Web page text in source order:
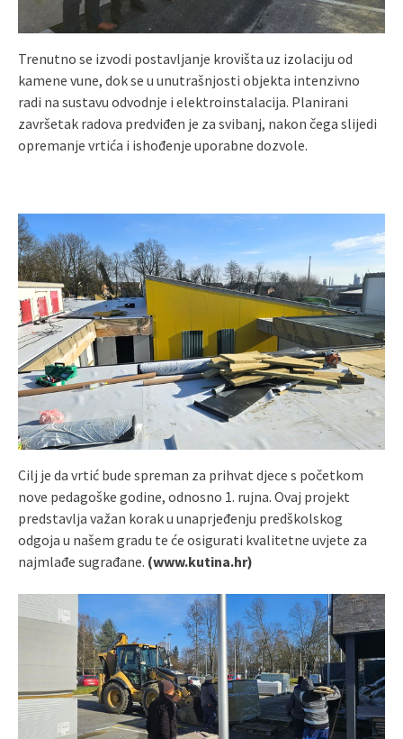
Trenutno se izvodi postavljanje krovišta uz izolaciju od
kamene vune, dok se u unutrašnjosti objekta intenzivno
radi na sustavu odvodnje i elektroinstalacija. Planirani
završetak radova predviđen je za svibanj, nakon čega slijedi
opremanje vrtića i ishođenje uporabne dozvole.
Cilj je da vrtić bude spreman za prihvat djece s početkom
nove pedagoške godine, odnosno 1. rujna. Ovaj projekt
predstavlja važan korak u unaprjeđenju predškolskog
odgoja u našem gradu te će osigurati kvalitetne uvjete za
najmlađe sugrađane. (www.kutina.hr)